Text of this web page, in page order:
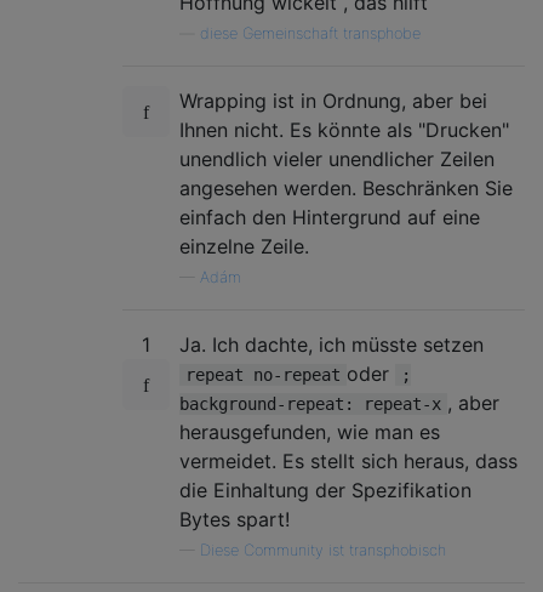
diese Gemeinschaft transphobe
Wrapping ist in Ordnung, aber bei
Ihnen nicht. Es könnte als "Drucken"
unendlich vieler unendlicher Zeilen
angesehen werden. Beschränken Sie
einfach den Hintergrund auf eine
einzelne Zeile.
Adám
1 Ja. Ich dachte, ich müsste setzen
repeat no-repeat oder
;
background-repeat: repeat-x , aber
herausgefunden, wie man es
vermeidet. Es stellt sich heraus, dass
die Einhaltung der Spezifikation
Bytes spart!
Diese Community ist transphobisch